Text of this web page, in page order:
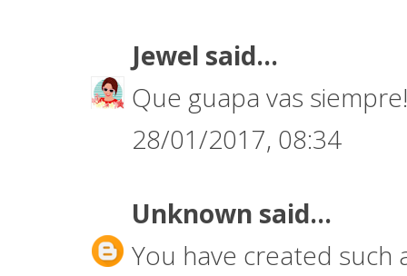
Jewel said...
Que guapa vas siempre!
28/01/2017, 08:34
Unknown said...
You have created such